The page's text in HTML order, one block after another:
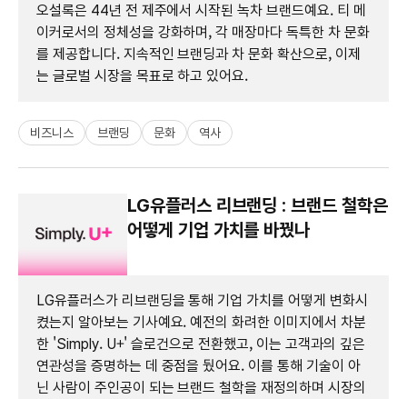
오설록은 44년 전 제주에서 시작된 녹차 브랜드예요. 티 메
이커로서의 정체성을 강화하며, 각 매장마다 독특한 차 문화
를 제공합니다. 지속적인 브랜딩과 차 문화 확산으로, 이제
는 글로벌 시장을 목표로 하고 있어요.
비즈니스 브랜딩 문화 역사
LG유플러스 리브랜딩 : 브랜드 철학은
어떻게 기업 가치를 바꿨나
LG유플러스가 리브랜딩을 통해 기업 가치를 어떻게 변화시
켰는지 알아보는 기사예요. 예전의 화려한 이미지에서 차분
한 'Simply. U+' 슬로건으로 전환했고, 이는 고객과의 깊은
연관성을 증명하는 데 중점을 뒀어요. 이를 통해 기술이 아
닌 사람이 주인공이 되는 브랜드 철학을 재정의하며 시장의